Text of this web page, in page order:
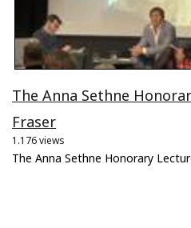
The Anna Sethne
Fraser
1.176 views
The Anna Sethne Honorary